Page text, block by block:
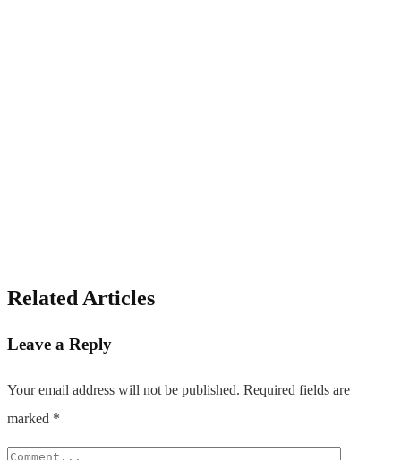
Related Articles
Leave a Reply
Your email address will not be published. Required fields are
marked *